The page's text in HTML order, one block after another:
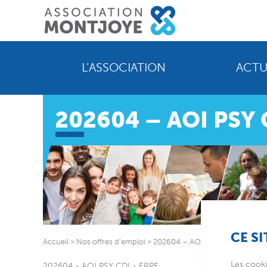
L’ASSOCIATION
202604 – AOI PSY
Accueil > Nos offres d’emploi > 202604 – AOI PSY CDI – ERPE
CE
Les